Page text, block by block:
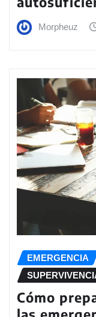
Morpheuz
EMERGENCIA
Cómo